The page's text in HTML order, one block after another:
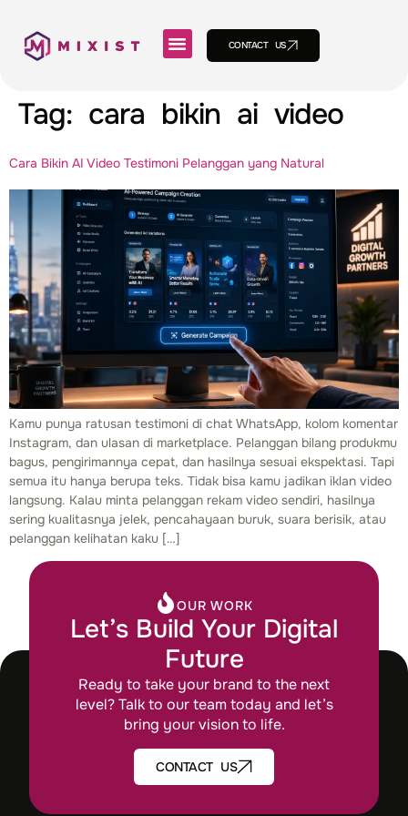
CONTACT US
Tag: cara bikin ai video
Cara Bikin AI Video Testimoni Pelanggan yang Natural
Kamu punya ratusan testimoni di chat WhatsApp, kolom komentar
Instagram, dan ulasan di marketplace. Pelanggan bilang produkmu
bagus, pengirimannya cepat, dan hasilnya sesuai ekspektasi. Tapi
semua itu hanya berupa teks. Tidak bisa kamu jadikan iklan video
langsung. Kalau minta pelanggan rekam video sendiri, hasilnya
sering kualitasnya jelek, pencahayaan buruk, suara berisik, atau
pelanggan kelihatan kaku […]
OUR WORK
Let’s Build Your Digital
Future
Ready to take your brand to the next
level? Talk to our team today and let’s
bring your vision to life.
CONTACT US